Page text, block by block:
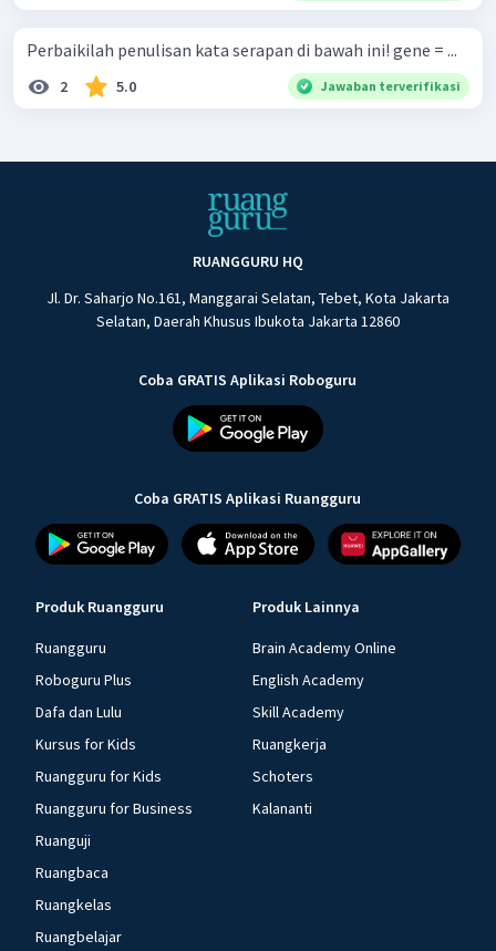
Perbaikilah penulisan kata serapan di bawah ini! gene = ...
2 5.0 Jawaban terverifikasi
RUANGGURU HQ
Jl. Dr. Saharjo No.161, Manggarai Selatan, Tebet, Kota Jakarta
Selatan, Daerah Khusus Ibukota Jakarta 12860
Coba GRATIS Aplikasi Roboguru
Coba GRATIS Aplikasi Ruangguru
Produk Ruangguru
Ruangguru
Roboguru Plus
Dafa dan Lulu
Kursus for Kids
Ruangguru for Kids
Ruangguru for Business
Ruanguji
Ruangbaca
Ruangkelas
Ruangbelajar
Produk Lainnya
Brain Academy Online
English Academy
Skill Academy
Ruangkerja
Schoters
Kalananti